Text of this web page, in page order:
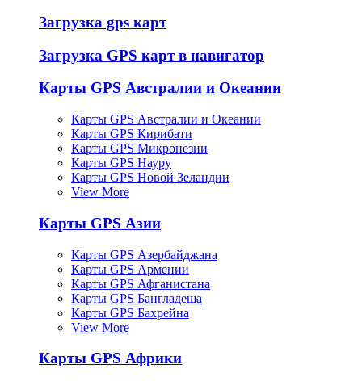
Загрузка gps карт
Загрузка GPS карт в навигатор
Карты GPS Австралии и Океании
Карты GPS Австралии и Океании
Карты GPS Кирибати
Карты GPS Микронезии
Карты GPS Науру
Карты GPS Новой Зеландии
View More
Карты GPS Азии
Карты GPS Азербайджана
Карты GPS Армении
Карты GPS Афганистана
Карты GPS Бангладеша
Карты GPS Бахрейна
View More
Карты GPS Африки